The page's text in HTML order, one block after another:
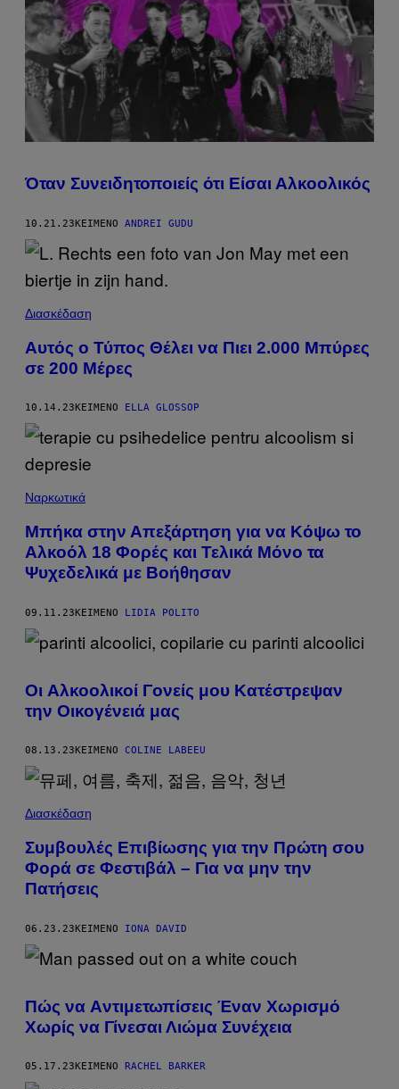
Όταν Συνειδητοποιείς ότι Είσαι Αλκοολικός
10.21.23ΚΕΊΜΕΝΟ ANDREI GUDU
Διασκέδαση
Αυτός ο Τύπος Θέλει να Πιει 2.000 Μπύρες
σε 200 Μέρες
10.14.23 ΚΕΊΜΕΝΟ ELLA GLOSSOP
Ναρκωτικά
Μπήκα στην Απεξάρτηση για να Κόψω το
Αλκοόλ 18 Φορές και Τελικά Μόνο τα
Ψυχεδελικά με Βοήθησαν
09.11.23ΚΕΊΜΕΝΟ LIDIA POLITO
Οι Aλκοολικοί Γονείς μου Κατέστρεψαν
την Οικογένειά μας
08.13.23 ΚΕΊΜΕΝΟ COLINE LABEEU
Διασκέδαση
Συμβουλές Επιβίωσης για την Πρώτη σου
Φορά σε Φεστιβάλ – Για να μην την
Πατήσεις
06.23.23ΚΕΊΜΕΝΟ IONA DAVID
Πώς να Aντιμετωπίσεις Έναν Χωρισμό
Χωρίς να Γίνεσαι Λιώμα Συνέχεια
05.17.23 ΚΕΊΜΕΝΟ RACHEL BARKER